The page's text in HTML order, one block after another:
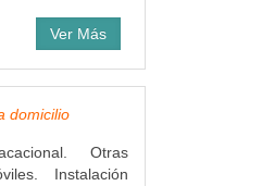
Ver Más
domicilio
Otras
Instalación